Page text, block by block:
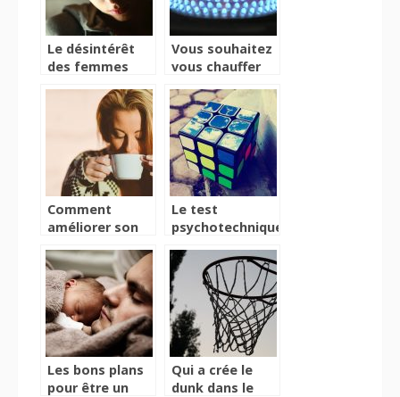
Le désintérêt
des femmes
Les effets
secondaires liés
à celle ci
Vous souhaitez
vous chauffer
Jettez un coup
d’œil à ce
réchaud
innovant
Comment
améliorer son
Le test
psychotechnique,
qui embaucher
Les bons plans
pour être un
Qui a crée le
dunk dans le